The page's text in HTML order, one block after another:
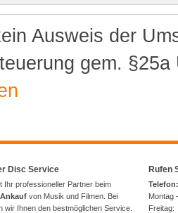
Ausweis der
gem.
Disc Service
Ihr professioneller Partner beim
Ankauf von Musik und Filmen. Bei
wir Ihnen den bestmöglichen Service.
Rufen
Montag